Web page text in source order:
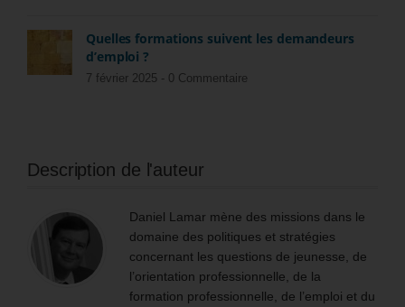
Quelles formations suivent les demandeurs
d’emploi ?
7 février 2025 - 0 Commentaire
Description de l'auteur
Daniel Lamar mène des missions dans le
domaine des politiques et stratégies
concernant les questions de jeunesse, de
l’orientation professionnelle, de la
formation professionnelle, de l’emploi et du